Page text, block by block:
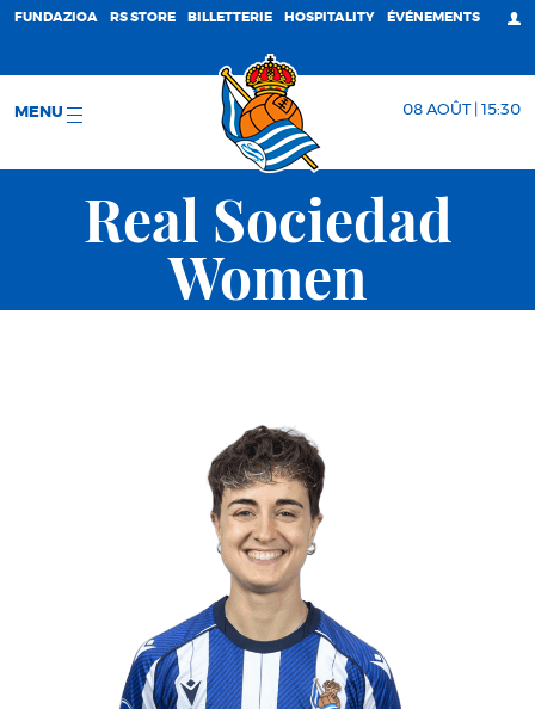
FUNDAZIOA RS STORE BILLETTERIE HOSPITALITY ÉVÉNEMENTS
MENU 08 AOÛT | 15:30
Real Sociedad
Women